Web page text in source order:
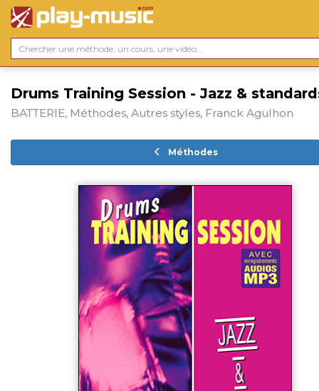
Drums Training Session - Jazz &
BATTERIE, Méthodes, Autres styles, Franck Agulhon
Méthodes